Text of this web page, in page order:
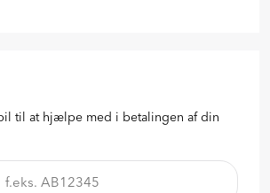
til at hjælpe med i betalingen af din